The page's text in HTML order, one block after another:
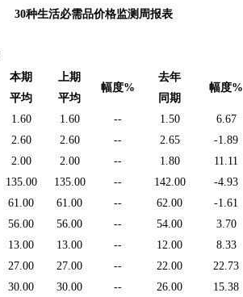
30种生活必需品价格监测周报表
本期
平均
上期
平均
幅度%
去年
同期
幅度%
1.60 1.60 -- 1.50
6.67
2.60 2.60 -- 2.65
-1.89
2.00 2.00 -- 1.80
11.11
135.00 135.00 -- 142.00
-4.93
61.00 61.00 -- 62.00
-1.61
56.00 56.00 -- 54.00
3.70
13.00 13.00 -- 12.00
8.33
27.00 27.00 -- 22.00
22.73
30.00 30.00 -- 26.00
15.38